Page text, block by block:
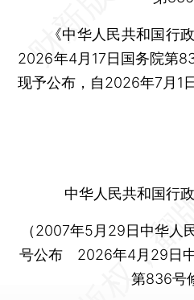
《中华人民共和国行政
2026年4月17日国务院第
现予公布，自2026年7月1
中华人民共和国行
（2007年5月29日中华人
号公布 2026年4月29日
第836号